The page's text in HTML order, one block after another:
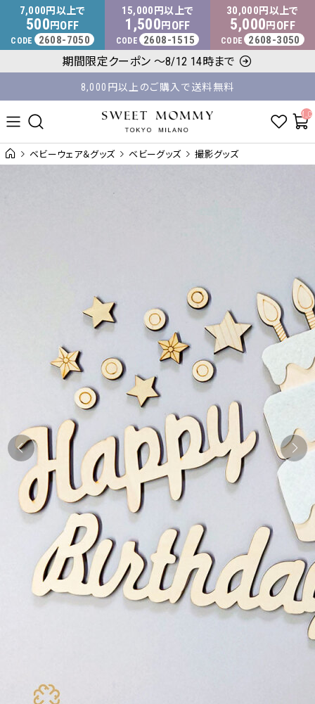
マタニティウェア・授乳服のスウィートマミー
7,000円以上で
500円OFF
CODE 2608-7050
15,000 円以上で
1,500 円 OFF
CODE 2608-1515
30,000 円以上で
5,000 円 OFF
CODE 2608-3050
期間限定クーポン ～8/12 14時まで
平日14時 / 土日祝12時まで のご注文で当日出荷！
8,000円以上のご購入で送料無料
ベビーウェア＆グッズ ベビーグッズ 撮影グッズ